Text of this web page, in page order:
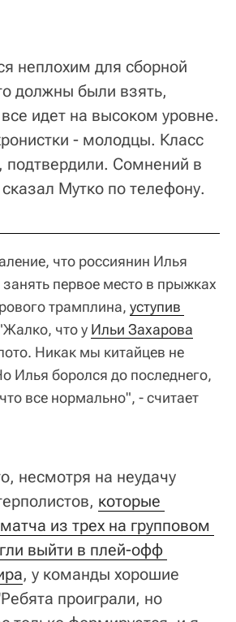
неплохим для сборной
должны были взять,
идет на высоком уровне.
- молодцы. Класс
подтвердили. Сомнений в
Мутко по телефону.
что россиянин Илья
первое место в прыжках
трамплина, уступив
что у Ильи Захарова
Никак мы китайцев не
Илья боролся до последнего,
все нормально", - считает
несмотря на неудачу
которые
из трех на групповом
выйти в плей-офф
, у команды хорошие
проиграли, но